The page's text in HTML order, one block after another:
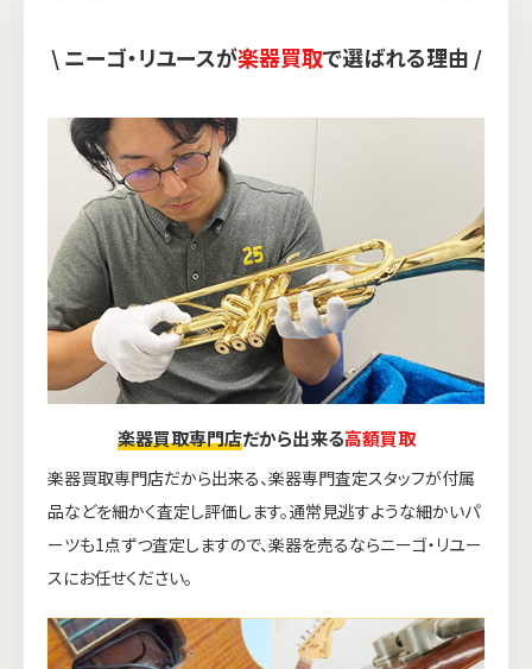
\ ニーゴ・リユースが楽器買取で選ばれる理由 /
楽器買取専門店だから出来る高額買取
楽器買取専門店だから出来る、楽器専門査定スタッフが付属
品などを細かく査定し評価します。通常見逃すような細かいパ
ーツも1点ずつ査定しますので、楽器を売るならニーゴ・リユー
スにお任せください。